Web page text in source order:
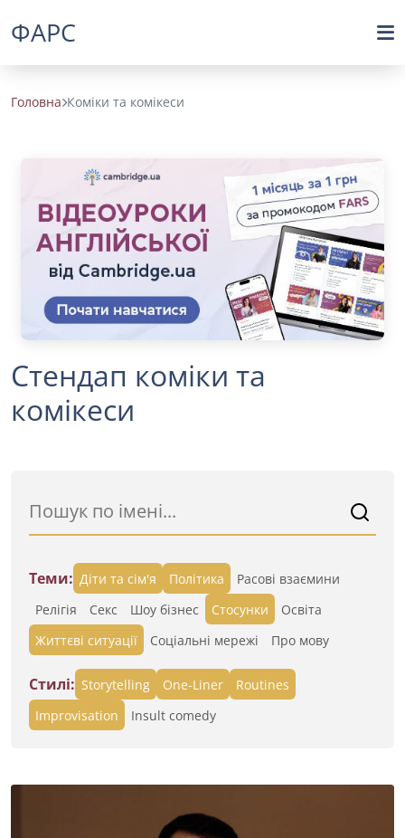
ФАРС
Головна Коміки та комікеси
Стендап коміки та
комікеси
Теми: Діти та сім'я Політика
Расові взаємини
Релігія
Секс Шоу бізнес Стосунки
Освіта
Життєві ситуації
Cоціальні мережі Про мову
Стилі: Storytelling One-Liner
Routines
Improvisation
Insult comedy